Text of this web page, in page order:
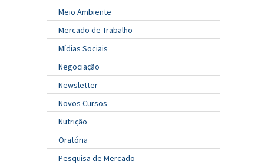
Meio Ambiente
Mercado de Trabalho
Mídias Sociais
Negociação
Newsletter
Novos Cursos
Nutrição
Oratória
Pesquisa de Mercado